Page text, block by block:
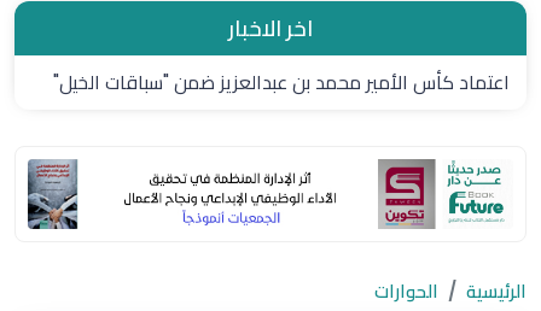
اخر الاخبار
صلاح يصل إلى تركيا لإتمام صفقة انتقاله إلى طرابزون سبور
الرئيسية
الحوارات